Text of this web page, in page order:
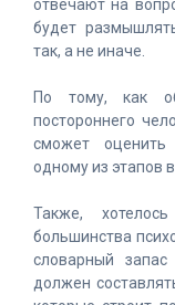
отвечают на
будет
так, а не иначе.
По тому, как
постороннего
сможет оценить
одному из этапов
Также,
большинства
словарный
должен